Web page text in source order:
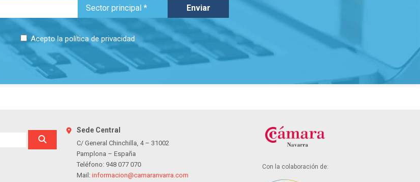
Acepto la política de privacidad
Sede Central
C/ General Chinchilla, 4 – 31002
Pamplona – España
Teléfono: 948 077 070
Mail: informacion@camaranvarra.com
Con la colaboración de: